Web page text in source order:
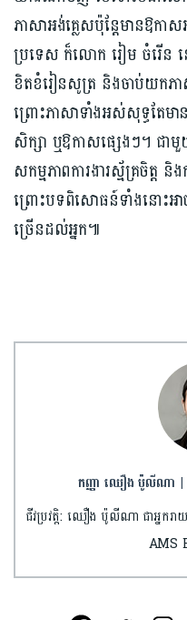
ភាសាអង់គ្លេសប៉ុន្តែមានឱកា
ប្រទេស ក៏លោក រៀម ចំរើន ន
ខិតខំរៀនសូត្រ និងចាប់យកភា
ព្រោះភាសាទាំងអស់សុទ្ធតែមា
សិក្សា ឬឱកាសផ្សេងៗ។ ជាមួ
សកម្មភាពការងារស្ម័គ្រចិត្ត និ
ព្រោះបទពិសោធន៍ទាំងនោះអ
ច្រើនដល់អ្នក៕
កញ្ញា ឈឿង ប៉ូលីណា
ជីវប្រវត្តិ: ឈឿង ប៉ូលីណា ជាអ្នករ
AMS